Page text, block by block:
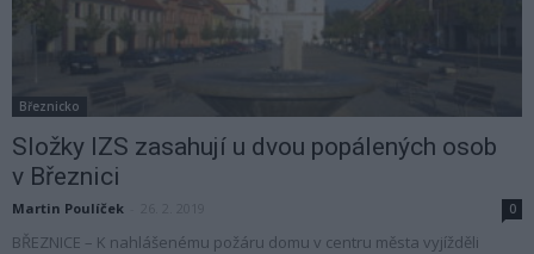
Březnicko
Složky IZS zasahují u dvou popálených osob
v Březnici
Martin Poulíček 0
BŘEZNICE – K nahlášenému požáru domu v centru města vyjížděli